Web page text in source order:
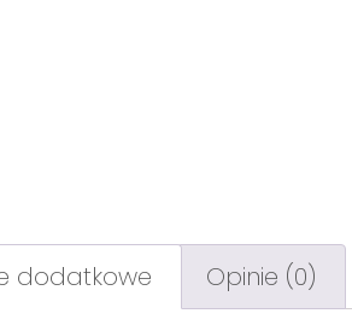
dodatkowe Opinie (0)